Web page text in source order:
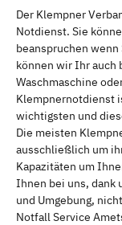
Der Klempner
Notdienst. Sie
beanspruchen
können wir Ihr
Waschmaschine
Klempnernotdienst
wichtigsten und
Die meisten
ausschließlich um
Kapazitäten um
Ihnen bei uns, dank
und Umgebung,
Notfall Service